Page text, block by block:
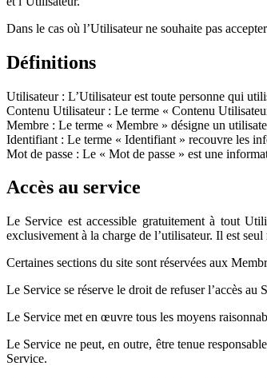
Dans le cas où l’Utilisateur ne souhaite pas
Définitions
Utilisateur : L’Utilisateur est toute personne qui
Contenu Utilisateur : Le terme « Contenu
Membre : Le terme « Membre » désigne un
Identifiant : Le terme « Identifiant » recouvre les
Mot de passe : Le « Mot de passe » est une
Accès au service
Le Service est accessible gratuitement à tout
exclusivement à la charge de l’utilisateur. Il est
Certaines sections du site sont réservées aux
Le Service se réserve le droit de refuser l’accès
Le Service met en œuvre tous les moyens
Le Service ne peut, en outre, être tenue
Service.